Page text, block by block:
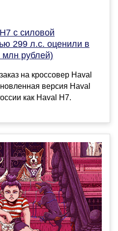
с силовой
299 л.с. оценили в
рублей)
на кроссовер Haval
версия Haval
как Haval H7.